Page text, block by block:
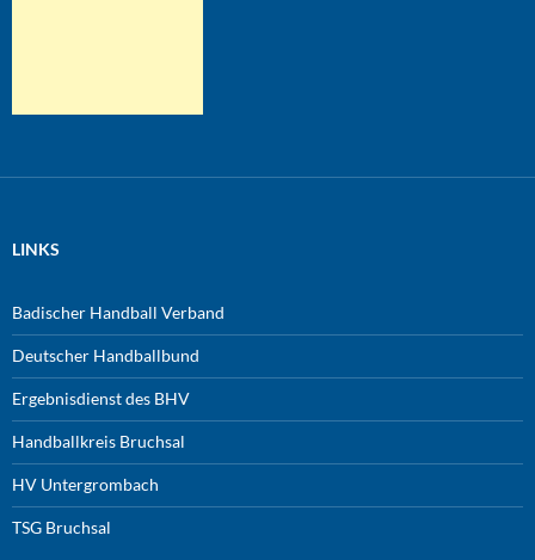
LINKS
Badischer Handball Verband
Deutscher Handballbund
Ergebnisdienst des BHV
Handballkreis Bruchsal
HV Untergrombach
TSG Bruchsal